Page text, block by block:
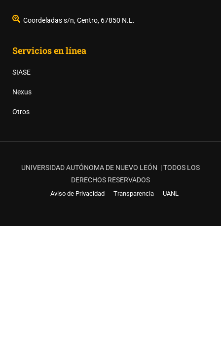
Coordeladas s/n, Centro, 67850 N.L.
Servicios en línea
SIASE
Nexus
Otros
UNIVERSIDAD AUTÓNOMA DE NUEVO LEÓN | TODOS LOS
DERECHOS RESERVADOS
Aviso de Privacidad Transparencia UANL